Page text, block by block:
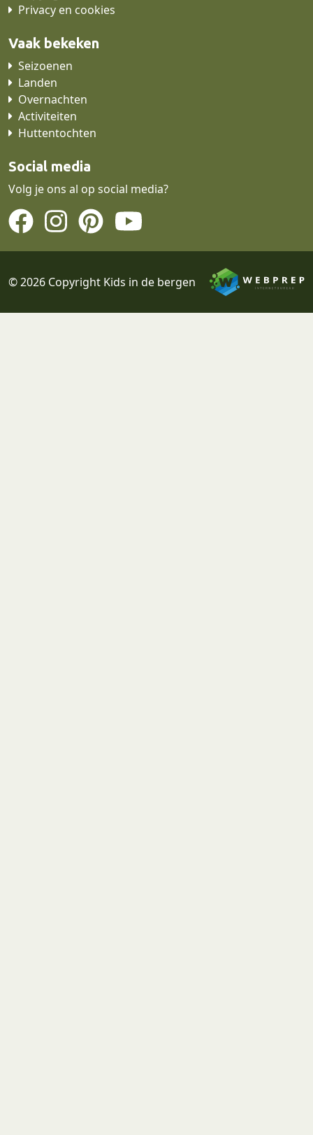
Privacy en cookies
Vaak bekeken
Seizoenen
Landen
Overnachten
Activiteiten
Huttentochten
Social media
Volg je ons al op social media?
© 2026 Copyright Kids in de bergen